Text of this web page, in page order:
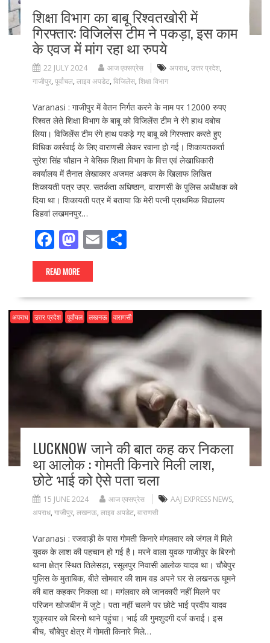
शिक्षा विभाग का बाबू रिश्वतखोरी में
गिरफ्तार: विजिलेंस टीम ने पकड़ा, इस काम
के एवज में मांग रहा था रुपये
22 JULY 2024 आज एक्सप्रेस अपराध, उत्तर प्रदेश,
गाजीपुर, पूर्वांचल, लाइव अपडेट, विजिलेंस, शिक्षा विभाग
Varanasi : गाजीपुर में वेतन निर्गत करने के नाम पर 12000 रुपए
रिश्वत लेते शिक्षा विभाग के बाबू को विजिलेंस टीम ने रंगे हाथ दबोच
लिया। विजिलेंस टीम रंगे हाथ पकड़े गए बाबू को गिरफ्तार करते हुए
विधिक कार्रवाई के लिए वाराणसी लेकर रवाना हो गई। शिकायतकर्ता
सुरेश सिंह चौहान ने बेसिक शिक्षा विभाग के वित्त एवं लेखाधिकारी
कार्यालय में तैनात लेखाकार अजमत अकरम के खिलाफ लिखित
शिकायती पत्र उप्र. सतर्कता अधिष्ठान, वाराणसी के पुलिस अधीक्षक को
दिया था। शिकायती पत्र में बताया कि मेरी पत्नी प्राथमिक विद्यालय
डिहवां लखमनपुर…
F
ac
e
b
o
o
k
M
as
to
d
o
n
E
l
S
e
READ MORE
अपराध उत्तर प्रदेश पूर्वांचल लखनऊ वाराणसी
LUCKNOW जाने की बात कह कर निकला
था आलोक : गोमती किनारे मिली लाश,
छोटे भाई को ऐसे पता चला
15 JUNE 2024 आज एक्सप्रेस AAJ EXPRESS NEWS,
अपराध, गाजीपुर, लखनऊ, लाइव अपडेट, वाराणसी
Varanasi : रजवाड़ी के पास गोमती किनारे मंगलवार को जंगल में मिले
युवक के लाश की पहचान हो गई है। मरने वाला युवक गाजीपुर के बिरनो
थाना क्षेत्र स्थित तिलेसड़ा, रसूलपुर निवासी आलोक यादव था। चौबेपुर
पुलिस के मुताबिक, बीते सोमवार की शाम वह अपने घर से लखनऊ घूमने
की बात कहकर निकला था। मगंलवार को जानकारी नहीं मिलने पर
परिजन खोजबीन में जुटे। पता नहीं चलने पर छोटे भाई प्रदीप यादव
शुक्रवार को बिरनो थाने पहुंचा। भाई की गुमशुदगी दर्ज कराई। इस
बीच, चौबेपुर क्षेत्र में गोमती किनारे मिले…